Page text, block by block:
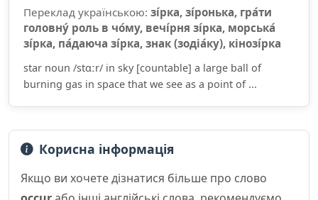
Переклад українською: зі́рка, зі́ронька, гра́ти
головну́ роль в чо́му, вечі́рня зі́рка, морська́
зі́рка, па́даюча зі́рка, знак (зодіа́ку), кінозі́рка
star noun /stɑːr/ in sky [countable] a large ball of
burning gas in space that we see as a point of ...
Корисна інформація
Якщо ви хочете дізнатися більше про слово